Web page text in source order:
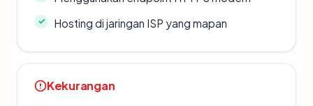
Hosting di jaringan ISP yang mapan
Kekurangan